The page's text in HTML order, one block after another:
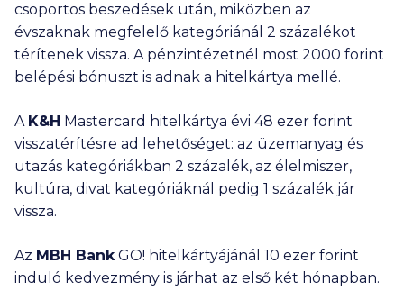
csoportos beszedések után, miközben az
évszaknak megfelelő kategóriánál 2 százalékot
térítenek vissza. A pénzintézetnél most 2000 forint
belépési bónuszt is adnak a hitelkártya mellé.
A K&H Mastercard hitelkártya évi 48 ezer forint
visszatérítésre ad lehetőséget: az üzemanyag és
utazás kategóriákban 2 százalék, az élelmiszer,
kultúra, divat kategóriáknál pedig 1 százalék jár
vissza.
Az MBH BankGO! hitelkártyájánál 10 ezer forint
induló kedvezmény is járhat az első két hónapban.